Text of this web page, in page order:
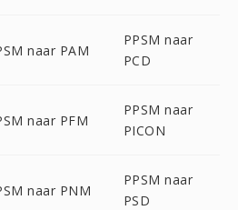
naar PAM
PPSM naar
PCD
naar PFM
PPSM naar
PICON
naar PNM
PPSM naar
PSD